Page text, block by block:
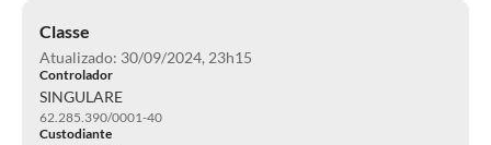
Classe
Atualizado: 30/09/2024, 23h15
Controlador
SINGULARE
62.285.390/0001-40
Custodiante